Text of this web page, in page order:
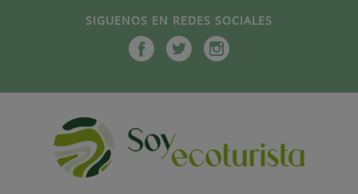
SIGUENOS EN REDES SOCIALES